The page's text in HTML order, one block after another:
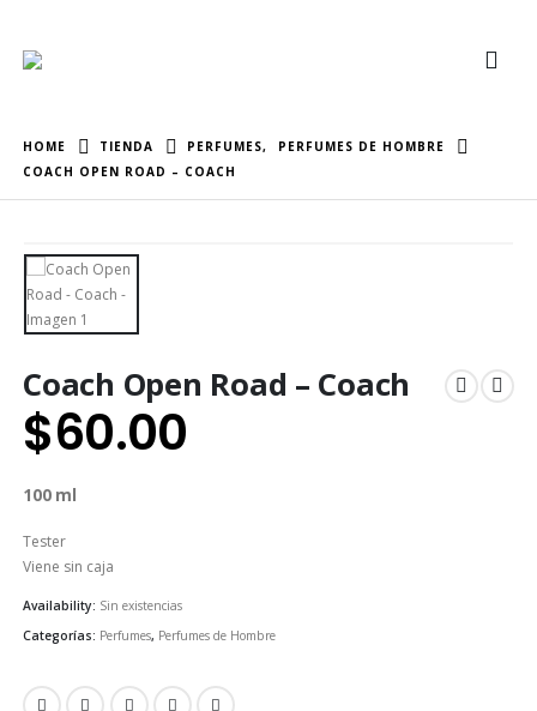
HOME TIENDA PERFUMES,
PERFUMES DE HOMBRE
COACH OPEN ROAD – COACH
Coach Open Road – Coach
$60.00
100 ml
Tester
Viene sin caja
Availability: Sin existencias
Categorías: Perfumes, Perfumes de Hombre